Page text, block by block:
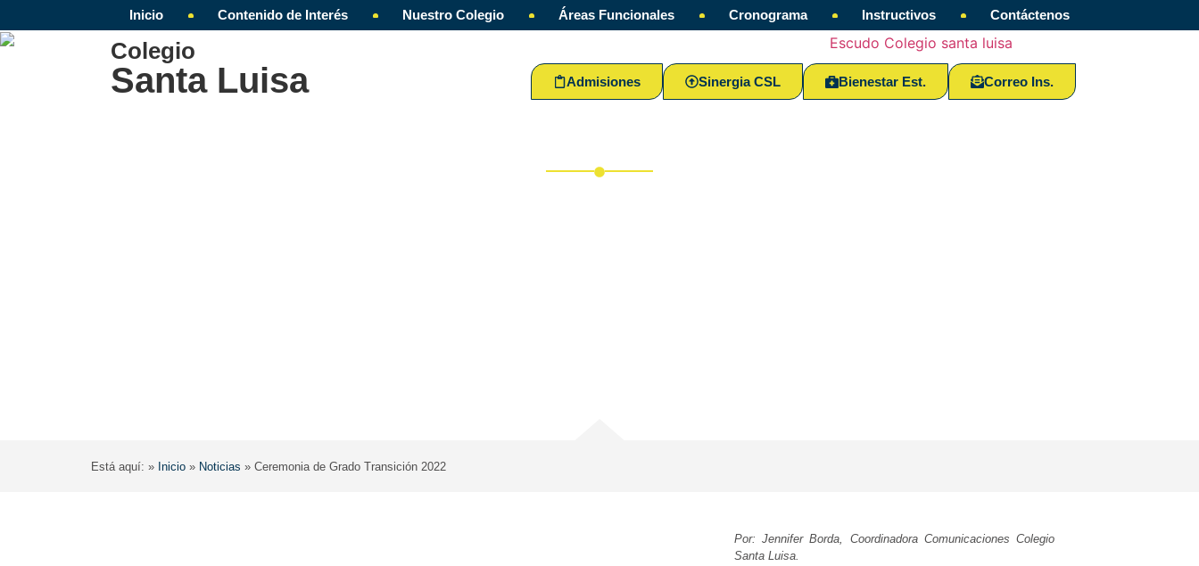
Inicio Contenido de Interés Nuestro Colegio Áreas Funcionales Cronograma Instructivos Contáctenos
Colegio
Santa Luisa Correo Ins.
Bienestar Est.
Sinergia CSL
Admisiones
Está aquí: » Inicio » Noticias » Ceremonia de Grado Transición 2022
Por: Jennifer Borda, Coordinadora Comunicaciones Colegio
Santa Luisa.